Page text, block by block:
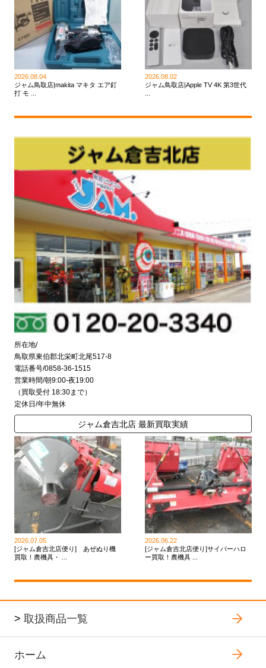
2026.08.04
ジャム鳥取店|makita マキタ エア釘
打 モ ...
2026.08.02
ジャム鳥取店|Apple TV 4K 第3世代
所在地/
鳥取県東伯郡北栄町北尾517-8
電話番号/0858-36-1515
営業時間/朝9:00-夜19:00
（買取受付 18:30まで）
定休日/年中無休
ジャム倉吉北店 最新買取実績
2026.07.05
[ジャム倉吉北店便り] あぜぬり機
買取！農機具・ ...
2026.06.22
[ジャム倉吉北店便り]サイバーハロ
ー買取！農機具 ...
> 取扱商品一覧
ホーム